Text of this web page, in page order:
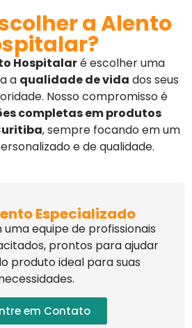
a Alento
Hospitalaré escolher uma
a qualidade de vida dos seus
Nosso compromisso é
completas em produtos
, sempre focando em um
e de qualidade.
Especializado
equipe de profissionais
prontos para ajudar
produto ideal para suas
em Contato